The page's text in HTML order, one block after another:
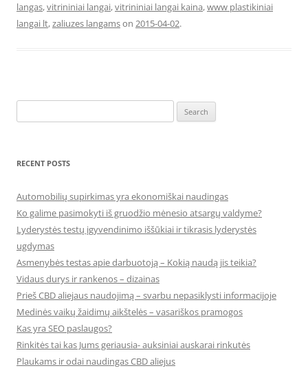
langas,vitrininiai langai,vitrininiai langai kaina,www plastikiniai
langai lt,zaliuzes langamson 2015-04-02.
for:
RECENT POSTS
Automobilių supirkimas yra ekonomiškai naudingas
Ko galime pasimokyti iš gruodžio mėnesio atsargų valdyme?
Lyderystės testų įgyvendinimo iššūkiai ir tikrasis lyderystės
ugdymas
Asmenybės testas apie darbuotoją – Kokią naudą jis teikia?
Vidaus durys ir rankenos – dizainas
Prieš CBD aliejaus naudojimą – svarbu nepasiklysti informacijoje
Medinės vaikų žaidimų aikštelės – vasariškos pramogos
Kas yra SEO paslaugos?
Rinkitės tai kas Jums geriausia- auksiniai auskarai rinkutės
Plaukams ir odai naudingas CBD aliejus